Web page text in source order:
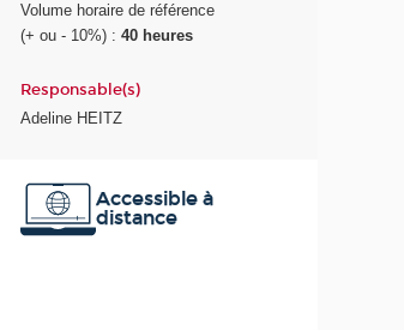
Volume horaire de référence
(+ ou - 10%) :40 heures
Responsable(s)
Adeline HEITZ
Accessible à
distance